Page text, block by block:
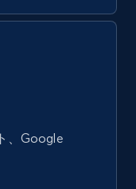
price,
more.
、Google